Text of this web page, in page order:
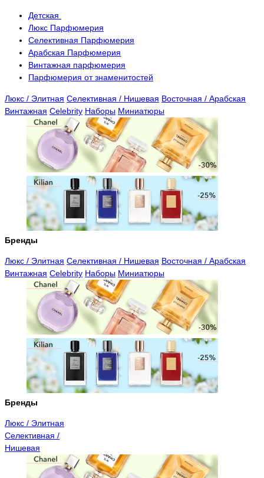
Детская
Люкс Парфюмерия
Селективная Парфюмерия
Арабская Парфюмерия
Винтажная парфюмерия
Парфюмерия от знаменитостей
Люкс / Элитная Селективная / Нишевая Восточная / Арабская
Винтажная Celebrity Наборы Миниатюры
Бренды
Люкс / Элитная Селективная / Нишевая Восточная / Арабская
Винтажная Celebrity Наборы Миниатюры
Бренды
Люкс / Элитная
Селективная /
Нишевая